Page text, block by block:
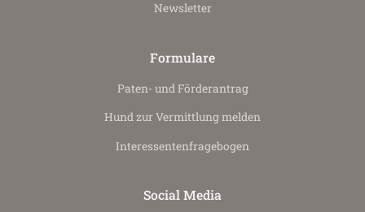
Newsletter
Formulare
Paten- und Förderantrag
Hund zur Vermittlung melden
Interessenten­fragebogen
Social Media